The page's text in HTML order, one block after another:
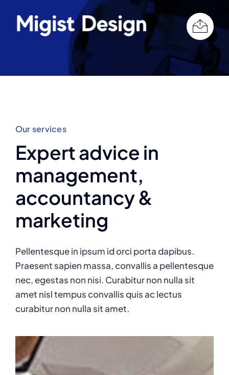
Our services
Expert advice in
management,
accountancy &
marketing
Pellentesque in ipsum id orci porta dapibus.
Praesent sapien massa, convallis a pellentesque
nec, egestas non nisi. Curabitur non nulla sit
amet nisl tempus convallis quis ac lectus
curabitur non nulla sit amet.